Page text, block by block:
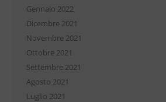
Gennaio 2022
Dicembre 2021
Novembre 2021
Ottobre 2021
Settembre 2021
Agosto 2021
Luglio 2021